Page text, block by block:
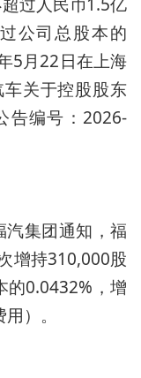
公司总股本的
5月22日在上海
关于控股股东
告编号：2026-
集团通知，福
增持310,000股
的0.0432%，增
）。